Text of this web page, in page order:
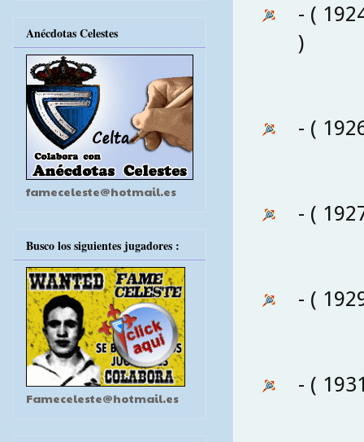
- (
)
- (
- (
- (
- (
Anécdotas Celestes
fameceleste@hotmail.es
Busco los siguientes jugadores :
Fameceleste@hotmail.es